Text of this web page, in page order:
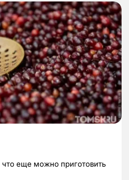
что еще можно приготовить